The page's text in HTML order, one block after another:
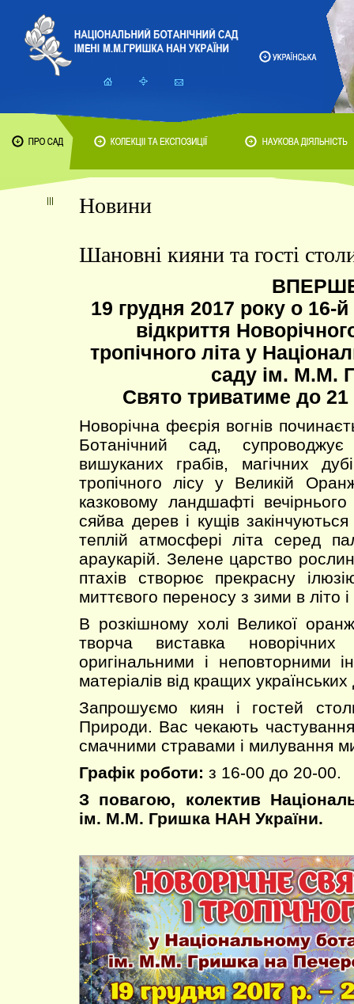
Новини
Шановні кияни та гості
19 грудня 2017 року о 16-й
відкриття
тропічного літа у
саду ім. М.М.
Свято триватиме до 21
Новорічна феєрія вогнів
Ботанічний сад,
вишуканих грабів, магічних
тропічного лісу у Великій
казковому ландшафті
сяйва дерев і кущів
теплій атмосфері літа серед
араукарій. Зелене царство
птахів створює прекрасну
миттєвого переносу з зими в літо
В розкішному холі Великої
творча виставка новорічних
оригінальними і неповторними
матеріалів від кращих
Запрошуємо киян і гостей
Природи. Вас чекають
смачними стравами і милування
Графік роботи: з 16-00 до 20-00.
З повагою, колектив
ім. М.М. Гришка НАН України.